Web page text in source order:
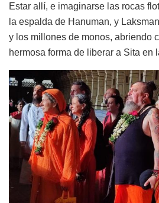
Estar allí, e imaginarse las rocas
la espalda de Hanuman, y
y los millones de monos, abriendo
hermosa forma de liberar a Sita en